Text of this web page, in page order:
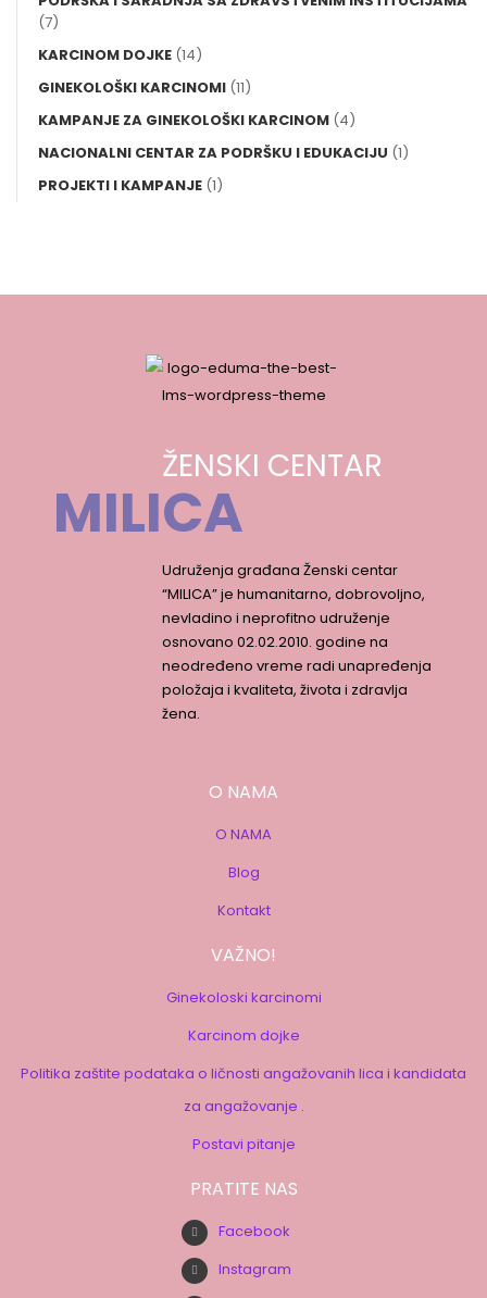
(7)
KARCINOM DOJKE (14)
GINEKOLOŠKI KARCINOMI (11)
KAMPANJE ZA GINEKOLOŠKI KARCINOM (4)
NACIONALNI CENTAR ZA PODRŠKU I EDUKACIJU (1)
PROJEKTI I KAMPANJE (1)
ŽENSKI CENTAR
MILICA
Udruženja građana Ženski centar
“MILICA” je humanitarno, dobrovoljno,
nevladino i neprofitno udruženje
osnovano 02.02.2010. godine na
neodređeno vreme radi unapređenja
položaja i kvaliteta, života i zdravlja
žena.
O NAMA
O NAMA
Blog
Kontakt
VAŽNO!
Ginekoloski karcinomi
Karcinom dojke
Politika zaštite podataka o ličnosti angažovanih lica i kandidata
za angažovanje .
Postavi pitanje
PRATITE NAS
Facebook
Instagram